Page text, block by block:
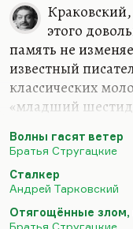
этого
память не
известный
классических
«младший
аксеновские
Краковского
молодежная,
улыбка». Было
молодежи. Потом
Волны гасят ветер
Братья Стругацкие
Сталкер
Андрей Тарковский
Отягощённые злом,
Братья Стругацкие